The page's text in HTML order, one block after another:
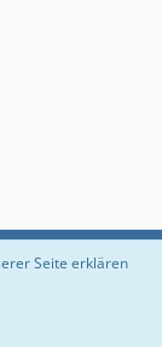
Seite erklären